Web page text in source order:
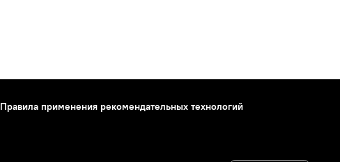
Правила применения рекомендательных технологий